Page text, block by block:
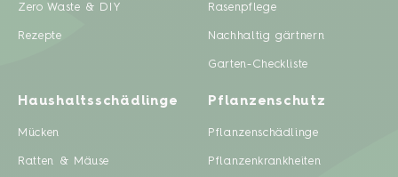
Zero Waste & DIY
Rezepte
Rasenpflege
Nachhaltig gärtnern
Garten-Checkliste
Haushaltsschädlinge
Mücken
Ratten & Mäuse
Pflanzenschutz
Pflanzenschädlinge
Pflanzenkrankheiten